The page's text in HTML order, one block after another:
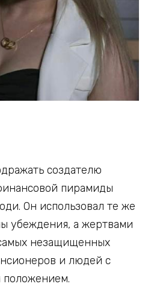
создателю
пирамиды
Он использовал те же
убеждения, а жертвами
незащищенных
и людей с